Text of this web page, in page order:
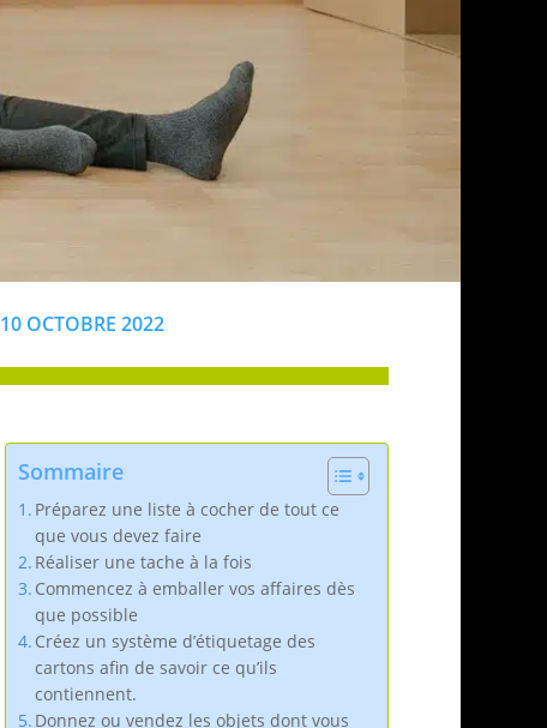
10 OCTOBRE 2022
Sommaire
Préparez une liste à cocher de tout ce
que vous devez faire
Réaliser une tache à la fois
Commencez à emballer vos affaires dès
que possible
Créez un système d’étiquetage des
cartons afin de savoir ce qu’ils
contiennent.
Donnez ou vendez les objets dont vous